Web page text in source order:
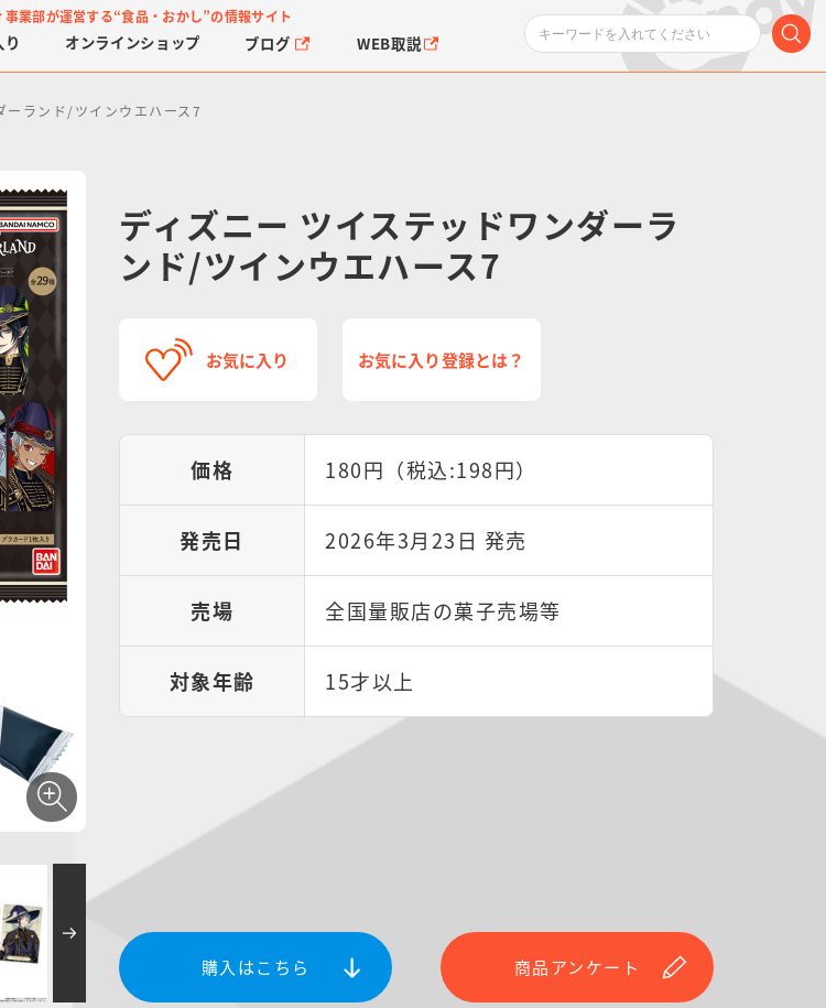
事業部が運営する“食品・おかし”の情報サイト
ス
オンラインショップ ブログ WEB取説
ーランド/ツインウエハース7
ディズニー ツイステッドワンダーラ
ンド/ツインウエハース7
お気に入り お気に入り登録とは？
価格 180円（税込:198円）
発売日 2026年3月23日 発売
売場 全国量販店の菓子売場等
対象年齢 15才以上
購入はこちら 商品アンケート